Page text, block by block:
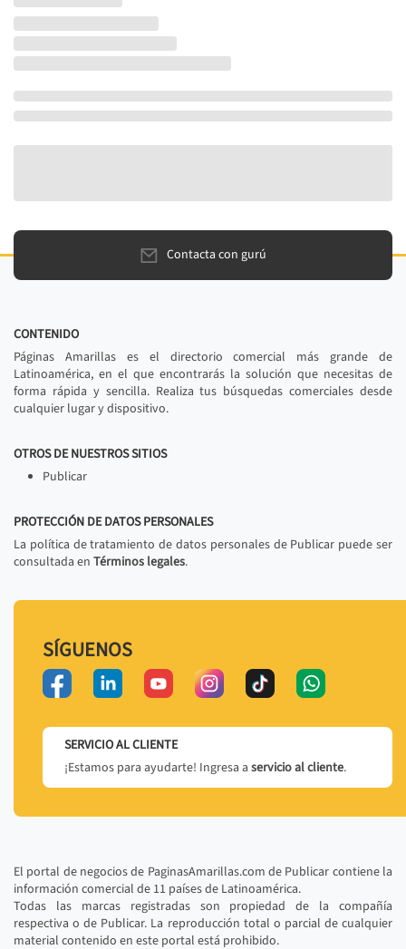
Contacta con gurú
CONTENIDO
Páginas Amarillas es el directorio comercial más grande de
Latinoamérica, en el que encontrarás la solución que necesitas de
forma rápida y sencilla. Realiza tus búsquedas comerciales desde
cualquier lugar y dispositivo.
OTROS DE NUESTROS SITIOS
Publicar
PROTECCIÓN DE DATOS PERSONALES
La política de tratamiento de datos personales de Publicar puede ser
consultada en Términos legales.
SÍGUENOS
SERVICIO AL CLIENTE
¡Estamos para ayudarte! Ingresa a servicio al cliente.
El portal de negocios de PaginasAmarillas.com de Publicar contiene la
información comercial de 11 países de Latinoamérica.
Todas las marcas registradas son propiedad de la compañía
respectiva o de Publicar. La reproducción total o parcial de cualquier
material contenido en este portal está prohibido.